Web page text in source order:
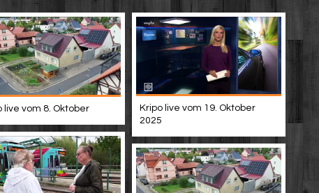
live vom 8. Oktober
Kripo live vom 19. Oktober
2025